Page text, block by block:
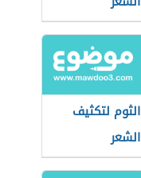
الثوم لتكثيف
الشعر